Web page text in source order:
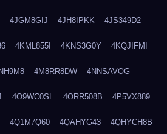
4JGM8GIJ 4JH8IPKK 4JS349D2
4KML855I 4KNS3G0Y 4KQJIFMI
4M8RR8DW 4NNSAVOG
4O9WC0SL 4ORR508B 4P5VX889
4Q1M7Q60 4QAHYG43 4QHYCH8B